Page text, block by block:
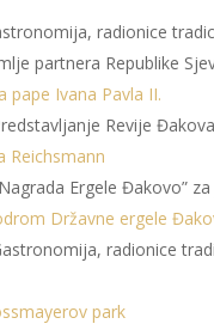
radionice
partnera Republike
pape Ivana Pavla II.
Revije
Reichsmann
Ergele Đakovo”
Državne ergele
radionice
park